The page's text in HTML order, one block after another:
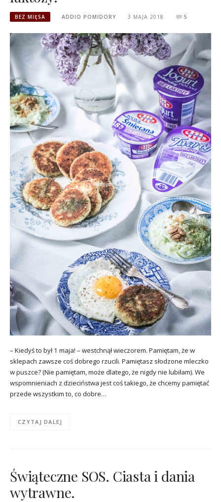
BEZ MIĘSA ADDIO POMIDORY 3 MAJA 2018 5
– Kiedyś to był 1 maja! – westchnął wieczorem. Pamiętam, że w
sklepach zawsze coś dobrego rzucili. Pamiętasz słodzone mleczko
w puszce? (Nie pamiętam, może dlatego, że nigdy nie lubiłam). We
wspomnieniach z dzieciństwa jest coś takiego, że chcemy pamiętać
przede wszystkim to, co dobre…
CZYTAJ DALEJ
Świąteczne SOS. Ciasta i dania
wytrawne.